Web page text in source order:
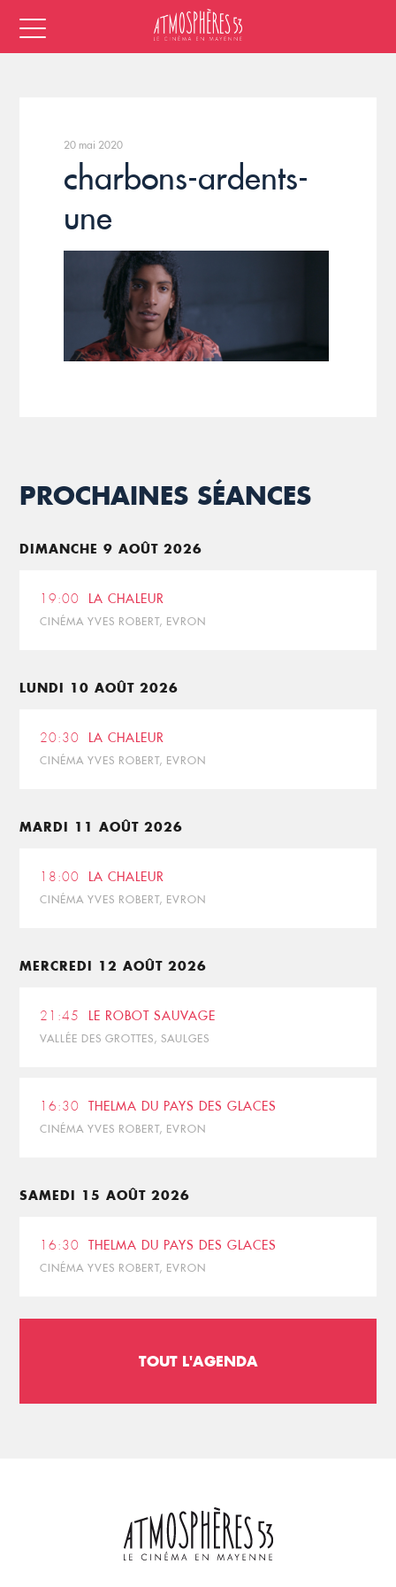
20 mai 2020
charbons-ardents-
une
PROCHAINES SÉANCES
DIMANCHE 9 AOÛT 2026
19:00 LA CHALEUR
CINÉMA YVES ROBERT, EVRON
LUNDI 10 AOÛT 2026
20:30 LA CHALEUR
CINÉMA YVES ROBERT, EVRON
MARDI 11 AOÛT 2026
18:00 LA CHALEUR
CINÉMA YVES ROBERT, EVRON
MERCREDI 12 AOÛT 2026
21:45 LE ROBOT SAUVAGE
VALLÉE DES GROTTES, SAULGES
16:30 THELMA DU PAYS DES GLACES
CINÉMA YVES ROBERT, EVRON
SAMEDI 15 AOÛT 2026
16:30 THELMA DU PAYS DES GLACES
CINÉMA YVES ROBERT, EVRON
TOUT L'AGENDA